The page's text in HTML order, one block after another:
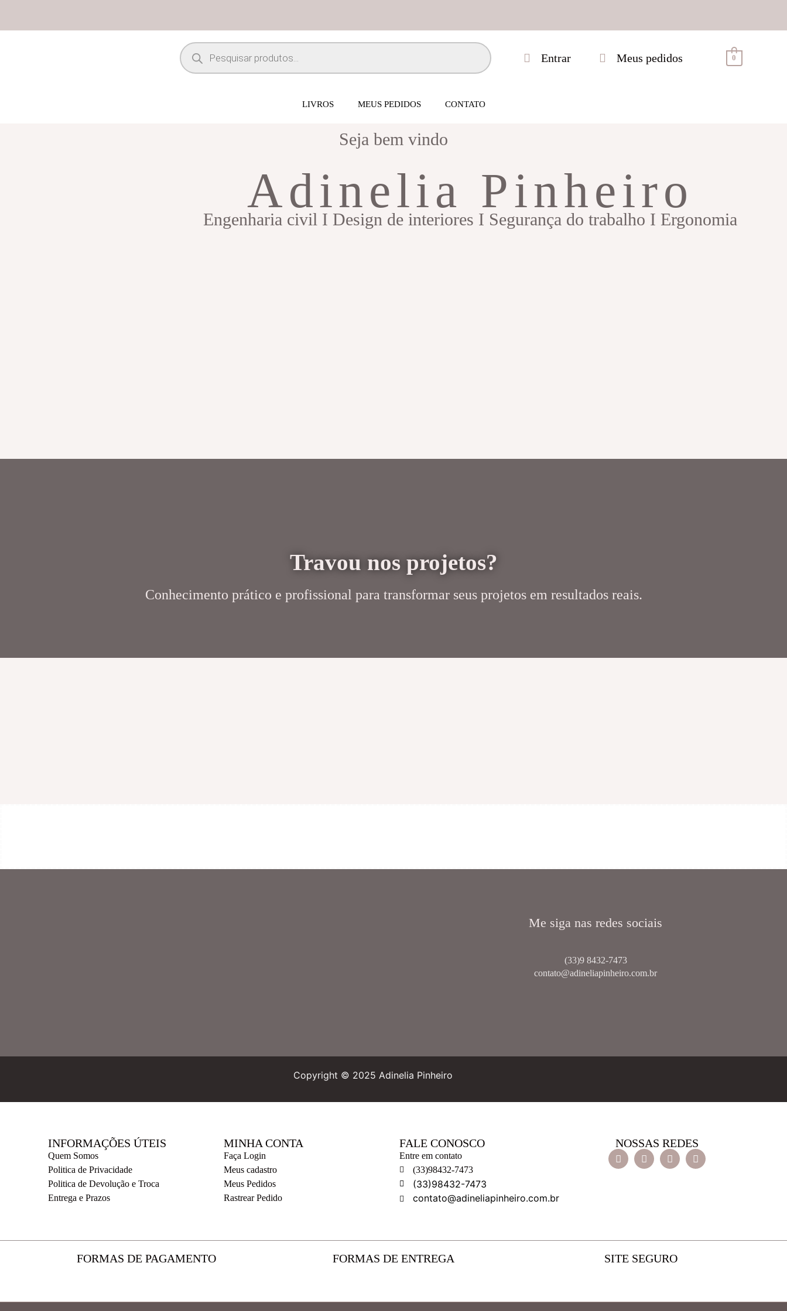
Entrar Meus pedidos 0
LIVROS MEUS PEDIDOS CONTATO
Seja bem vindo
Adinelia Pinheiro
Engenharia civil I Design de interiores I Segurança do trabalho I Ergonomia
Travou nos projetos?
Conhecimento prático e profissional para transformar seus projetos em resultados reais.
Me siga nas redes sociais
(33)9 8432-7473
contato@adineliapinheiro.com.br
Copyright © 2025 Adinelia Pinheiro
INFORMAÇÕES ÚTEIS
Quem Somos
Politica de Privacidade
Politica de Devolução e Troca
Entrega e Prazos
MINHA CONTA
Faça Login
Meus cadastro
Meus Pedidos
Rastrear Pedido
FALE CONOSCO
Entre em contato
(33)98432-7473
(33)98432-7473
contato@adineliapinheiro.com.br
NOSSAS REDES
FORMAS DE PAGAMENTO FORMAS DE ENTREGA SITE SEGURO